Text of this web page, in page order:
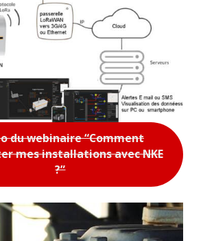
du webinaire “Comment
mes installations avec NKE
?”